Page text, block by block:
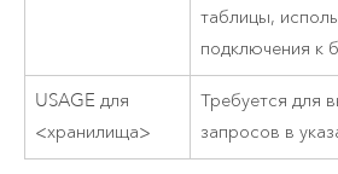
таблицы,
подключения к
USAGE для
<хранилища>
Требуется для
запросов в